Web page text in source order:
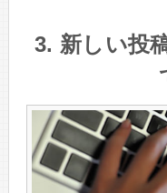
3. 新しい投